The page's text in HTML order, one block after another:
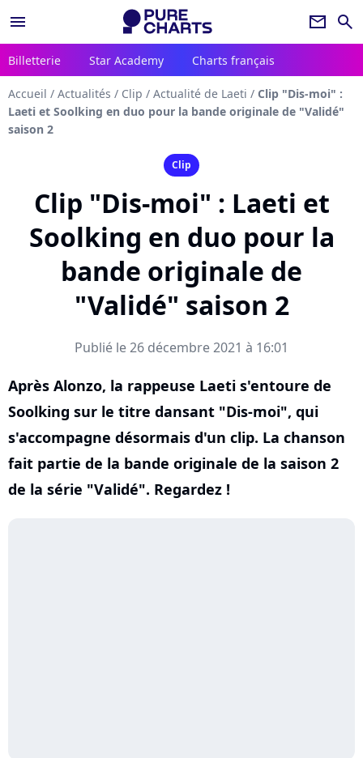
menu newsletter search
Billetterie Star Academy Charts français
Accueil / Actualités / Clip / Actualité de Laeti / Clip "Dis-moi" :
Laeti et Soolking en duo pour la bande originale de "Validé"
saison 2
Clip
Clip "Dis-moi" : Laeti et
Soolking en duo pour la
bande originale de
"Validé" saison 2
Publié le 26 décembre 2021 à 16:01
Après Alonzo, la rappeuse Laeti s'entoure de
Soolking sur le titre dansant "Dis-moi", qui
s'accompagne désormais d'un clip. La chanson
fait partie de la bande originale de la saison 2
de la série "Validé". Regardez !